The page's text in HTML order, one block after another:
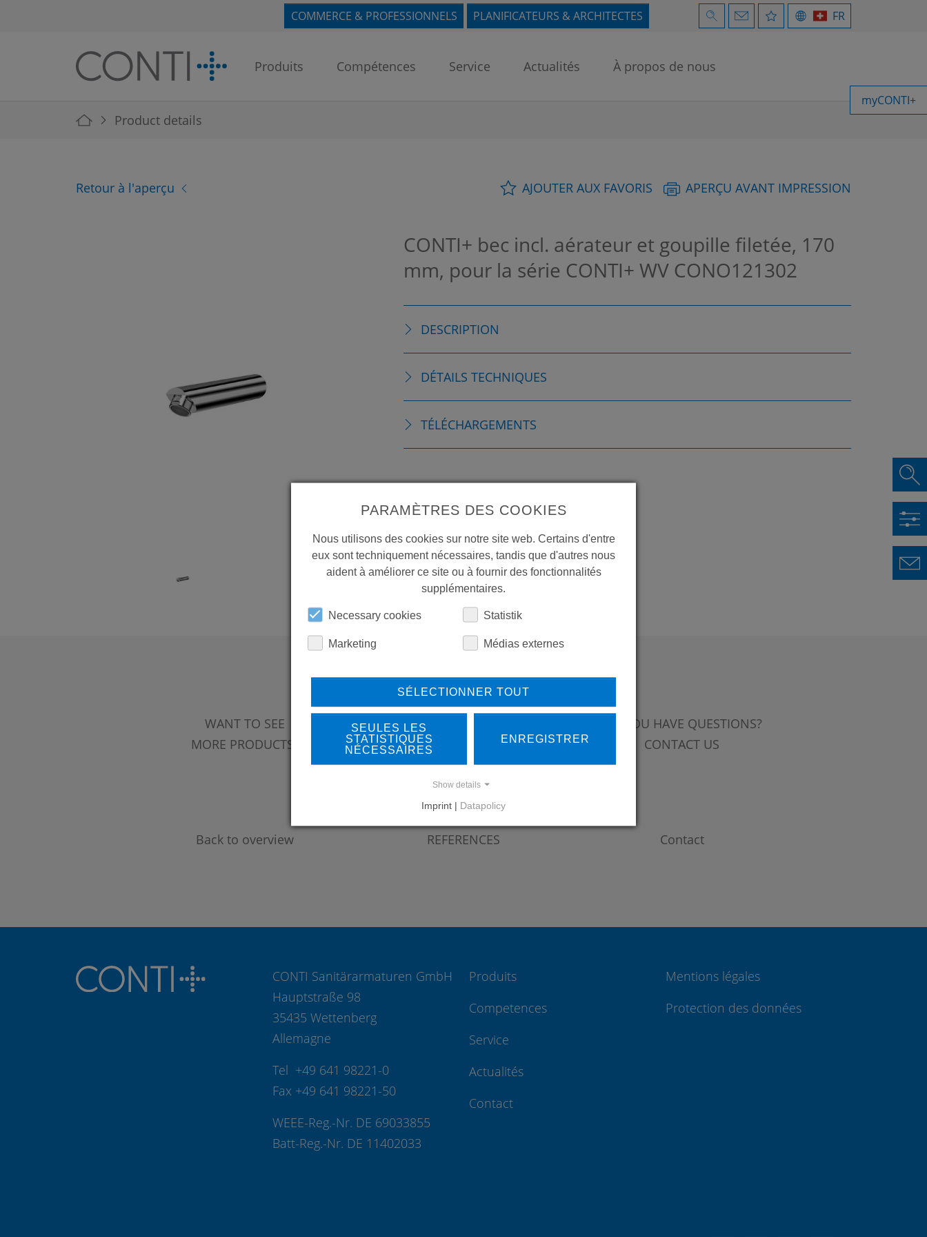
COMMERCE & PROFESSIONNELS PLANIFICATEURS & ARCHITECTES FR
Produits Compétences Service Actualités À propos de nous
myCONTI+
You are here:
Product details
Retour à l'aperçu AJOUTER AUX FAVORIS APERÇU AVANT IMPRESSION
CONTI+ bec incl. aérateur et goupille filetée, 170
mm, pour la série CONTI+ WV CONO121302
DESCRIPTION
DÉTAILS TECHNIQUES
TÉLÉCHARGEMENTS
WANT TO SEE
MORE PRODUCTS?
Back to overview
LEARN MORE ABOUT
OUR REFERENCES
REFERENCES
DO YOU HAVE QUESTIONS?
CONTACT US
Contact
CONTI Sanitärarmaturen GmbH
Hauptstraße 98
35435 Wettenberg
Allemagne
Tel +49 641 98221-0
Fax +49 641 98221-50
WEEE-Reg.-Nr. DE 69033855
Batt-Reg.-Nr. DE 11402033
Produits
Competences
Service
Actualités
Contact
Mentions légales
Protection des données
PARAMÈTRES DES COOKIES
Nous utilisons des cookies sur notre site web. Certains d'entre
eux sont techniquement nécessaires, tandis que d'autres nous
aident à améliorer ce site ou à fournir des fonctionnalités
supplémentaires.
Necessary cookies Statistik
Marketing Médias externes
SÉLECTIONNER TOUT
SEULES LES
STATISTIQUES
NÉCESSAIRES
ENREGISTRER
Show details
Imprint | Datapolicy